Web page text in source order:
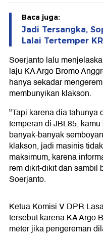
Baca juga:
Jadi Tersangka,
Lalai Tertemper
Soerjanto lalu
laju KA Argo Bromo
hanya sekadar
membunyikan klakson.
"Tapi karena dia tahunya
temperan di JBL85,
banyak-banyak
klakson, jadi masinis
maksimum, karena
rem dikit-dikit dan sambil
Soerjanto.
Ketua Komisi V DPR
tersebut karena KA Argo
meter jika pengereman